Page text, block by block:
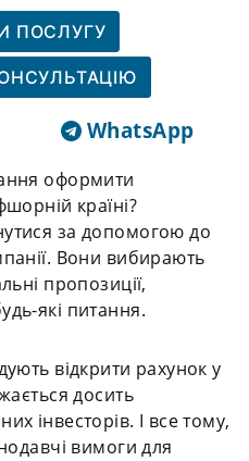
ПОСЛУГУ
WhatsApp
оформити
країні?
за допомогою до
Вони вибирають
пропозиції,
які питання.
відкрити рахунок у
досить
інвесторів. І все тому,
вимоги для